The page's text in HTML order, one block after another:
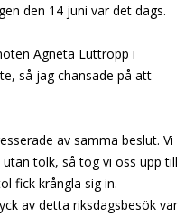
den 14 juni var det dags.
Agneta Luttropp i
så jag chansade på att
av samma beslut. Vi
tolk, så tog vi oss upp till
fick krångla sig in.
av detta riksdagsbesök var